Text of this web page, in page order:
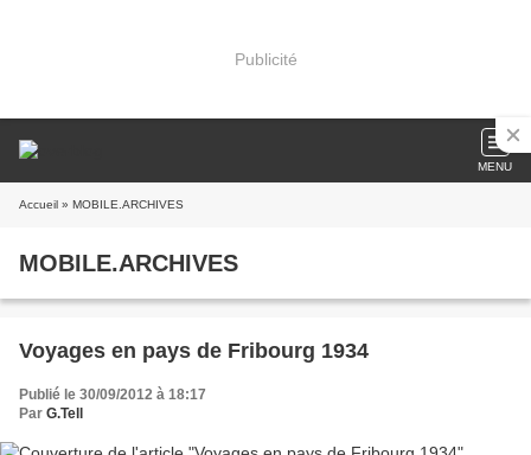
Publicité
MENU
Accueil » MOBILE.ARCHIVES
MOBILE.ARCHIVES
Voyages en pays de Fribourg 1934
Publié le 30/09/2012 à 18:17
Par G.Tell